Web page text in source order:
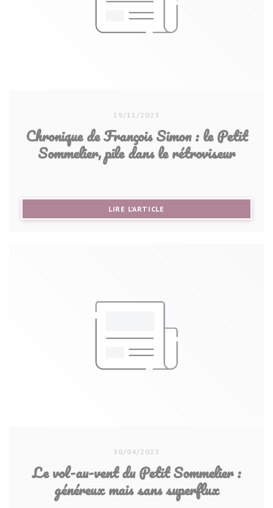
19/11/2023
Chronique de François Simon : le Petit
Sommelier, pile dans le rétroviseur
LIRE L'ARTICLE
30/04/2023
Le vol-au-vent du Petit Sommelier :
généreux mais sans superflux